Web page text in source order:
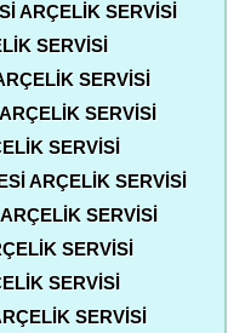
ARÇELIK SERVISI
SERVISI
SERVISI
SERVISI
SERVISI
ARÇELIK SERVISI
SERVISI
SERVISI
SERVISI
SERVISI